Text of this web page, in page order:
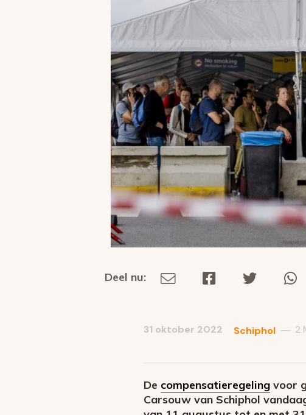
Deel
Deel nu:
mail
31 oktober 2022 Schiphol — 2
De compensatieregeling voor
Carsouw van Schiphol